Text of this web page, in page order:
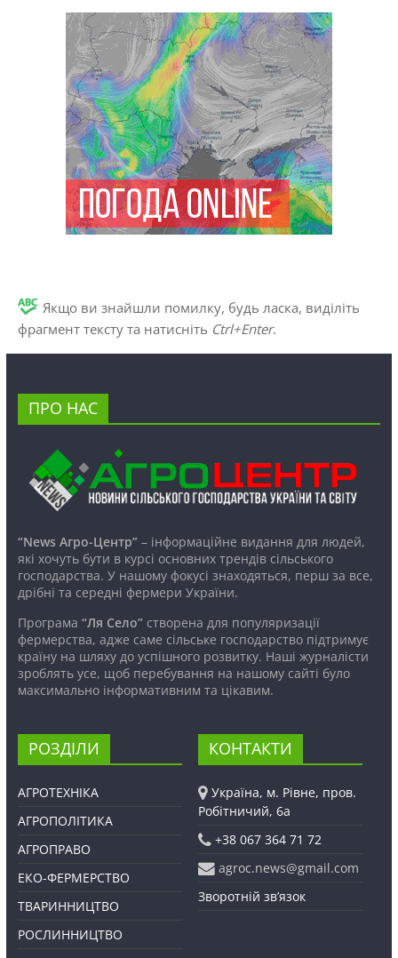
Якщо ви знайшли помилку, будь ласка, виділіть
фрагмент тексту та натисніть Ctrl+Enter.
ПРО НАС
“News Агро-Центр”– інформаційне видання для людей,
які хочуть бути в курсі основних трендів сільського
господарства. У нашому фокусі знаходяться, перш за все,
дрібні та середні фермери України.
Програма “Ля Село”створена для популяризації
фермерства, адже саме сільське господарство підтримує
країну на шляху до успішного розвитку. Наші журналісти
зроблять усе, щоб перебування на нашому сайті було
максимально інформативним та цікавим.
РОЗДІЛИ
АГРОТЕХНІКА
АГРОПОЛІТИКА
АГРОПРАВО
ЕКО-ФЕРМЕРСТВО
ТВАРИННИЦТВО
РОСЛИННИЦТВО
КОНТАКТИ
Україна, м. Рівне, пров.
Робітничий, 6а
+38 067 364 71 72
agroc.news@gmail.com
Зворотній зв’язок